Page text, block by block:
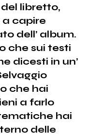
libretto,
a capire
dell’ album.
che sui testi
dicesti in un’
che hai
a farlo
hai
delle